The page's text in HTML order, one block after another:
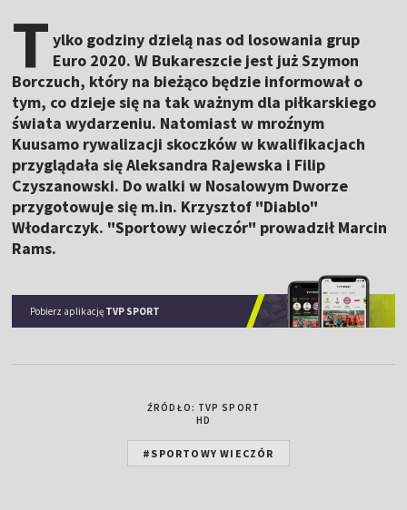
T ylko godziny dzielą nas od losowania grup
Euro 2020. W Bukareszcie jest już Szymon
Borczuch, który na bieżąco będzie informował o
tym, co dzieje się na tak ważnym dla piłkarskiego
świata wydarzeniu. Natomiast w mroźnym
Kuusamo rywalizacji skoczków w kwalifikacjach
przyglądała się Aleksandra Rajewska i Filip
Czyszanowski. Do walki w Nosalowym Dworze
przygotowuje się m.in. Krzysztof "Diablo"
Włodarczyk. "Sportowy wieczór" prowadził Marcin
Rams.
Pobierz aplikację TVP SPORT
ŹRÓDŁO: TVP SPORT
HD
#SPORTOWY WIECZÓR